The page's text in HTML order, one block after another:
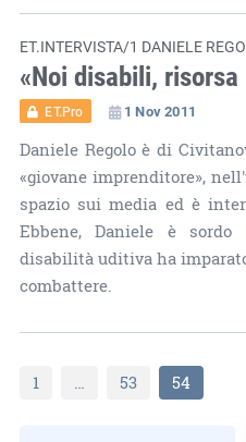
ET.INTERVISTA/1 DANIELE
«Noi disabili, risorsa
ET.Pro 1 Nov 2011
Daniele Regolo è di
«giovane imprenditore»,
spazio sui media ed è
Ebbene, Daniele è
disabilità uditiva ha
combattere.
1 … 53 54